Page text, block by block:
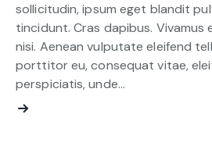
sollicitudin, ipsum eget blandit
tincidunt. Cras dapibus. Vivamus
nisi. Aenean vulputate eleifend
porttitor eu, consequat vitae,
perspiciatis, unde…